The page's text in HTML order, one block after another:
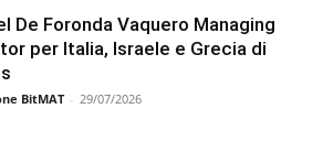
De Foronda Vaquero Managing
per Italia, Israele e Grecia di
BitMAT - 29/07/2026